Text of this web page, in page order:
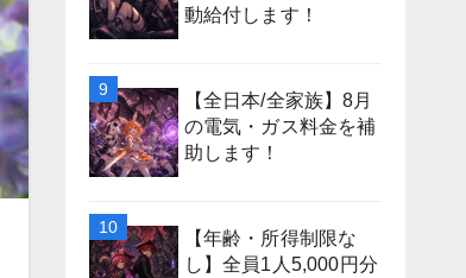
動給付します！
【全日本/全家族】8月
の電気・ガス料金を補
助します！
【年齢・所得制限な
し】全員1人5,000円分